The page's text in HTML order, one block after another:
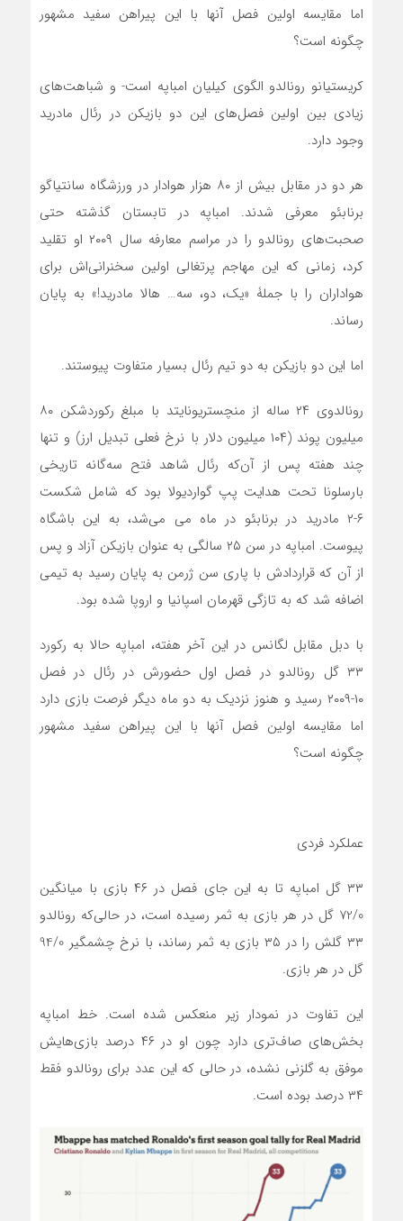
اما مقایسه‌ اولین فصل آنها با این پیراهن سفید مشهور
چگونه است؟
کریستیانو رونالدو الگوی کیلیان امباپه است- و شباهت‌های
زیادی بین اولین فصل‌های این دو بازیکن در رئال مادرید
وجود دارد.
هر دو در مقابل بیش از ۸۰ هزار هوادار در ورزشگاه سانتیاگو
برنابئو معرفی شدند. امباپه در تابستان گذشته حتی
صحبت‌های رونالدو را در مراسم معارفه سال ۲۰۰۹ او تقلید
کرد، زمانی که این مهاجم پرتغالی اولین سخنرانی‌اش برای
هواداران را با جملۀ «یک، دو، سه… هالا مادرید!» به پایان
رساند.
اما این دو بازیکن به دو تیم رئال بسیار متفاوت پیوستند.
رونالدوی ۲۴ ساله از منچستریونایتد با مبلغ رکوردشکن ۸۰
میلیون پوند (۱۰۴ میلیون دلار با نرخ فعلی تبدیل ارز) و تنها
چند هفته پس از آن‌که رئال شاهد فتح سه‌گانه تاریخی
بارسلونا تحت هدایت پپ گواردیولا بود که شامل شکست
۶-۲ مادرید در برنابئو در ماه می می‌شد، به این باشگاه
پیوست. امباپه در سن ۲۵ سالگی به ‌عنوان بازیکن آزاد و پس
از آن که قراردادش با پاری سن ژرمن به پایان رسید به تیمی
اضافه شد که به‌ تازگی قهرمان اسپانیا و اروپا شده بود.
با دبل مقابل لگانس در این آخر هفته، امباپه حالا به رکورد
۳۳ گل رونالدو در فصل اول حضورش در رئال در فصل
۱۰-۲۰۰۹ رسید و هنوز نزدیک به دو ماه دیگر فرصت بازی دارد
اما مقایسه‌ اولین فصل آنها با این پیراهن سفید مشهور
چگونه است؟
عملکرد فردی
۳۳ گل امباپه تا به این جای فصل در ۴۶ بازی با میانگین
72/0 گل در هر بازی به ثمر رسیده است، در حالی‌که رونالدو
۳۳ گلش را در ۳۵ بازی به ثمر رساند، با نرخ چشمگیر 94/0
گل در هر بازی.
این تفاوت در نمودار زیر منعکس شده است. خط امباپه
بخش‌های صاف‌تری دارد چون او در ۴۶ درصد بازی‌هایش
موفق به گلزنی نشده، در حالی که این عدد برای رونالدو فقط
۳۴ درصد بوده است.